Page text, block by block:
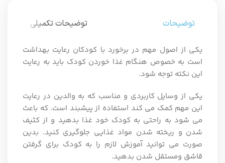
توضیحات توضیحات تکمیلی
یکی از اصول مهم در برخورد با کودکان رعایت بهداشت
است به خصوص هنگام غذا خوردن کودک باید به رعایت
این نکته توجه شود.
یکی از وسایل کاربردی و مناسب که به والدین در رعایت
این مهم کمک می کند استفاده از پیشبند است. که باعث
می شود به راحتی به کودک خود غذا بدهید و از کثیف
شدن و ریخته شدن مواد غذایی جلوگیری کنید. بدین
صورت می توانید آموزش لازم را به کودک برای گرفتن
قاشق ومستقل شدن بدهید.